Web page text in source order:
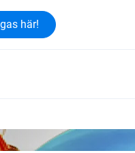
här!